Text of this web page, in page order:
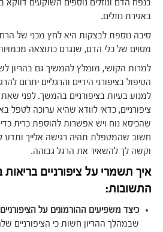
בנפח הדם ונוזלים נוספים השוקעים דווקא
באגירת נוזלים.
סיבה נוספת לבצקות היא לחץ מכני של הרחם
מסוים של כלי הדם, שנגרם כתוצאה
למרות הקושי, מומלץ להמשיך גם בהריון
הטיפול בציפורני הידיים והרגליים יתרום
למנוע בעיות בציפורניים בהמשך. לפני
ציפורניים, כדאי לוודא שהיא ערוכה לטפל
שהכיסא נוח ויש אפשרות להוספת כרית
חשוב שהמטפלת תהיה רגישה אלייך
וקשה לך להשאיר את הרגל גבוהה.
איך תשמרי על ציפורניים בריאות
התשובות:
כיצד משפיעים ההורמונים על
שבמהלך ההריון חשות כי הציפורניים